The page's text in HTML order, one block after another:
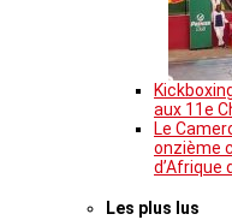
aux 11e
Le
onzième
d’Afrique
Les plus lus